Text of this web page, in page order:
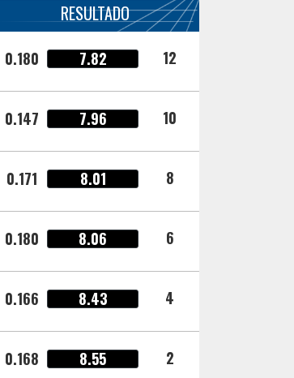
RESULTADO
0.180 7.82 12
0.147 7.96 10
0.171 8.01 8
0.180 8.06 6
0.166 8.43 4
0.168 8.55 2